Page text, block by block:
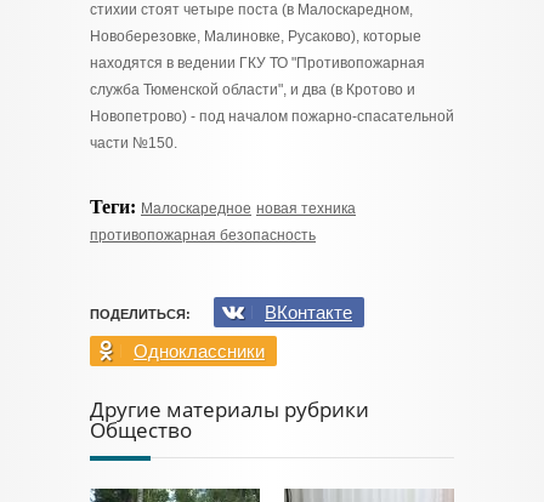
стихии стоят четыре поста (в Малоскаредном,
Новоберезовке, Малиновке, Русаково), которые
находятся в ведении ГКУ ТО "Противопожарная
служба Тюменской области", и два (в Кротово и
Новопетрово) - под началом пожарно-спасательной
части №150.
Теги: Малоскаредное новая техника
противопожарная безопасность
ПОДЕЛИТЬСЯ:
ВКонтакте
Одноклассники
Другие материалы рубрики
Общество